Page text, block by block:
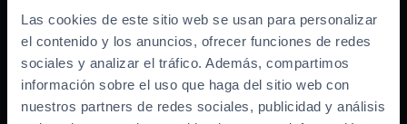
Las cookies de este sitio web se usan para personalizar
el contenido y los anuncios, ofrecer funciones de redes
sociales y analizar el tráfico. Además, compartimos
información sobre el uso que haga del sitio web con
nuestros partners de redes sociales, publicidad y análisis
Entrada inicial 8.248
Importe a financiar 24.742
TAE 12.66
10.99 %